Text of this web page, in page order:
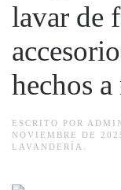
lavar de
hechos a
ESCRITO POR
NOVIEMBRE DE
LAVANDERÍA